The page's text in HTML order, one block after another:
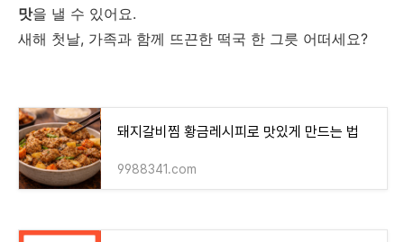
맛을 낼 수 있어요.
새해 첫날, 가족과 함께 뜨끈한 떡국 한 그릇 어떠세요?
돼지갈비찜 황금레시피로 맛있게 만드는 법
9988341.com